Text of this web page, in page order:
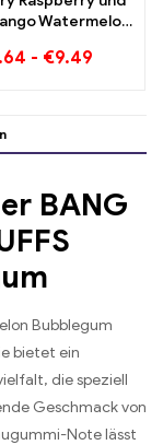
Watermelon
EINWEG E-
- €9.49
BANG
Bubblegum
bietet ein
die speziell
Geschmack von
Note lässt